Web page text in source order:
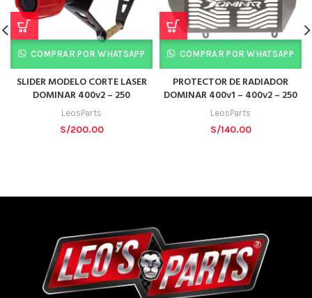
COMPRAR POR WHATSAPP
SLIDER MODELO CORTE LASER
DOMINAR 400v2 – 250
LeosParts
S/200.00
COMPRAR POR WHATSAPP
PROTECTOR DE RADIADOR
DOMINAR 400v1 – 400v2 – 250
LeosParts
S/140.00